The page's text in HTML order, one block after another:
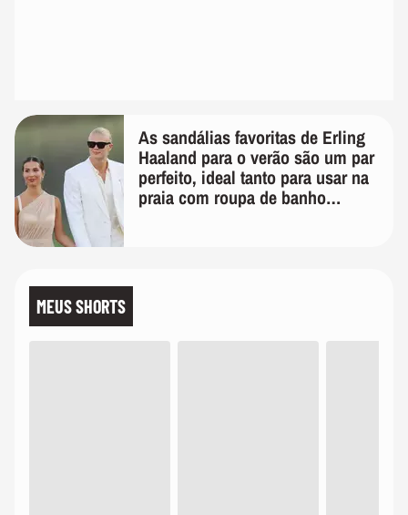
As sandálias favoritas de Erling
Haaland para o verão são um par
perfeito, ideal tanto para usar na
praia com roupa de banho
MEUS SHORTS